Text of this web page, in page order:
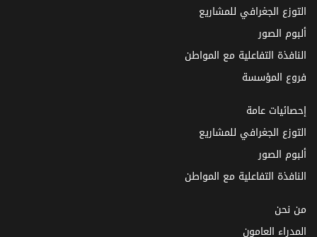
التوزع الجغرافي للمشاريع
ألبوم الصور
النافذة التفاعلية مع المواطن
فروع المؤسسة
إحصائيات عامة
التوزع الجغرافي للمشاريع
ألبوم الصور
النافذة التفاعلية مع المواطن
من نحن
المدراء العامون